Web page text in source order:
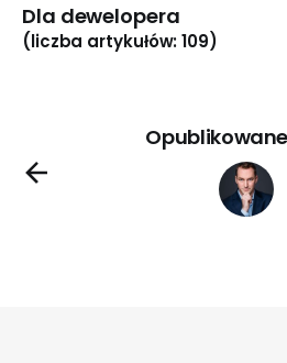
Dla dewelopera
(liczba artykułów: 109)